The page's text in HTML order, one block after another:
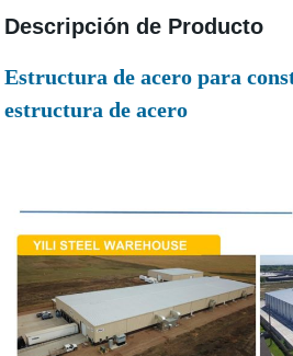
Descripción de Producto
Estructura de acero para
estructura de acero